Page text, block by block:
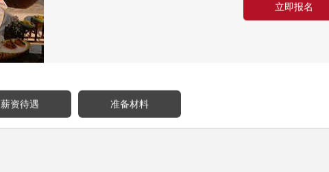
立即报名
薪资待遇 准备材料